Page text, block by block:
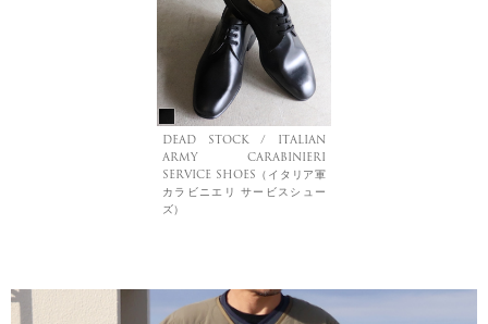
DEAD STOCK / ITALIAN
ARMY CARABINIERI
SERVICE SHOES（イタリア軍
カラビニエリ サービスシュー
ズ）